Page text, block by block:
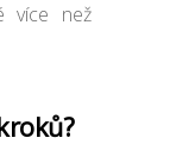
více než